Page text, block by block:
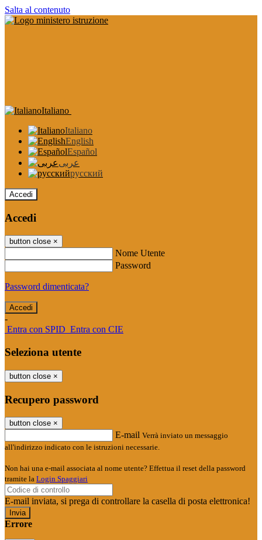
Salta al contenuto
Italiano
Italiano
English
Español
عربى
русский
Accedi
Accedi
button close ×
Nome Utente
Password
Password dimenticata?
-
Entra con SPID Entra con CIE
Seleziona utente
button close ×
Recupero password
button close ×
E-mail Verrà inviato un messaggio
all'indirizzo indicato con le istruzioni necessarie.
Non hai una e-mail associata al nome utente? Effettua il reset della password
tramite la Login Spaggiari
E-mail inviata, si prega di controllare la casella di posta elettronica!
Errore